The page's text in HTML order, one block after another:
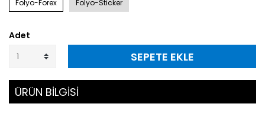
Folyo-Forex Folyo-Sticker
Adet
SEPETE EKLE
ÜRÜN BİLGİSİ